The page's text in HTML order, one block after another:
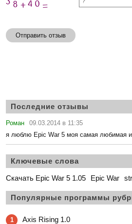
Отправить отзыв
Последние отзывы
Роман
09.03.2014 в 11:35
я люблю Epic War 5 моя самая любимая
Ключевые слова
Скачать Epic War 5 1.05 Epic War
Популярные программы
1 Axis Rising 1.0